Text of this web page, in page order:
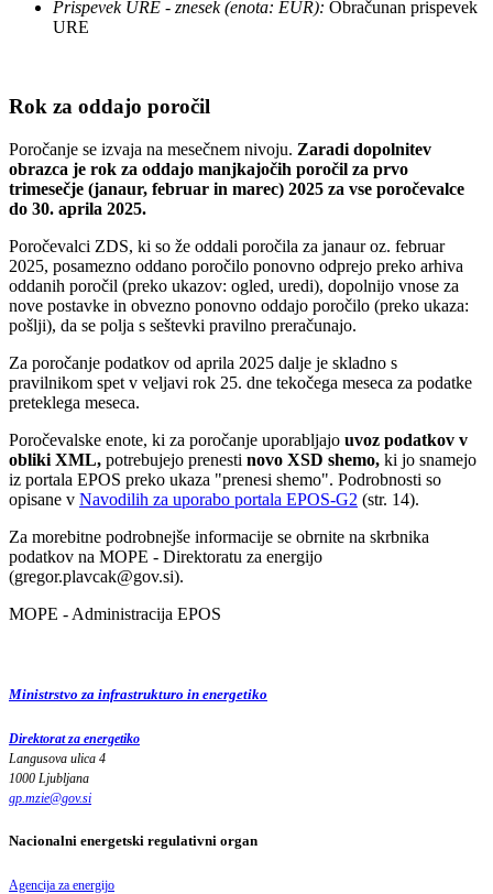
Prispevek URE - znesek (enota: EUR): Obračunan prispevek
URE
Rok za oddajo poročil
Poročanje se izvaja na mesečnem nivoju. Zaradi dopolnitev
obrazca je rok za oddajo manjkajočih poročil za prvo
trimesečje (janaur, februar in marec) 2025 za vse poročevalce
do 30. aprila 2025.
Poročevalci ZDS, ki so že oddali poročila za janaur oz. februar
2025, posamezno oddano poročilo ponovno odprejo preko arhiva
oddanih poročil (preko ukazov: ogled, uredi), dopolnijo vnose za
nove postavke in obvezno ponovno oddajo poročilo (preko ukaza:
pošlji), da se polja s seštevki pravilno preračunajo.
Za poročanje podatkov od aprila 2025 dalje je skladno s
pravilnikom spet v veljavi rok 25. dne tekočega meseca za podatke
preteklega meseca.
Poročevalske enote, ki za poročanje uporabljajo uvoz podatkov v
obliki XML, potrebujejo prenesti novo XSD shemo, ki jo snamejo
iz portala EPOS preko ukaza "prenesi shemo". Podrobnosti so
opisane v Navodilih za uporabo portala EPOS-G2 (str. 14).
Za morebitne podrobnejše informacije se obrnite na skrbnika
podatkov na MOPE - Direktoratu za energijo
(gregor.plavcak@gov.si).
MOPE - Administracija EPOS
Ministrstvo za infrastrukturo in energetiko
Direktorat za energetiko
Langusova ulica 4
1000 Ljubljana
gp.mzie@gov.si
Nacionalni energetski regulativni organ
Agencija za energijo